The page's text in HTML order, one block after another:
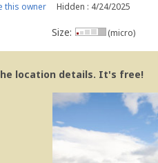
this owner Hidden : 4/24/2025
Size: (micro)
location details. It's free!